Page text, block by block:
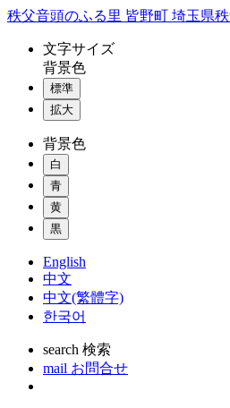
コ
秩父音頭のふる里 皆野町 埼玉県
文字サイズ
背景色
標準
拡大
背景色
白
青
黄
黒
English
中文
中文(繁體字)
한국어
search 検索
mail お問合せ